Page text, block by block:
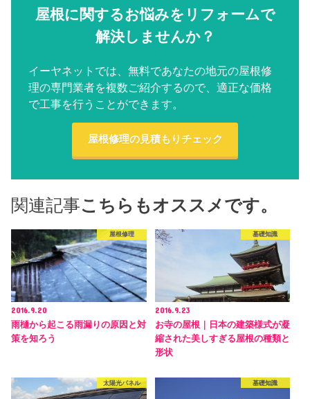
屋根に関するお悩みをリフォームで
解決しませんか？
イーヤネットでは、無料であなたの地元の屋根修
理の専門業者を複数ご紹介するので、適正な価格
で工事を行うことができます。
屋根修理の見積もりチェック
関連記事こちらもオススメです。
屋根修理
2016.9.20
雨樋から起こる雨漏りの原因と対
策を知ろう
基礎知識
2016.9.23
お寺の屋根｜日本の建築様式が凝
縮された美しすぎる屋根の種類と
形状
太陽光パネル 基礎知識